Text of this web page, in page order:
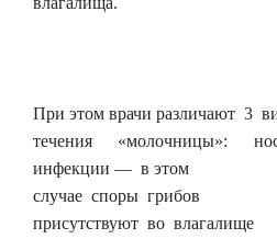
При этом врачи различают 3
течения «молочницы»:
инфекции — в этом
случае споры грибов
присутствуют во влагалище